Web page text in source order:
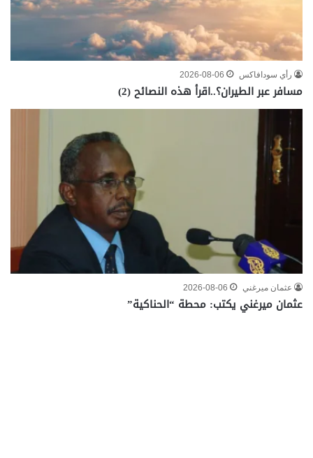
رأي سودافاكس 2026-08-06
مسافر عبر الطيران؟..اقرأ هذه النصائح (2)
عثمان ميرغني 2026-08-06
عثمان ميرغني يكتب: محطة “الحناكية”